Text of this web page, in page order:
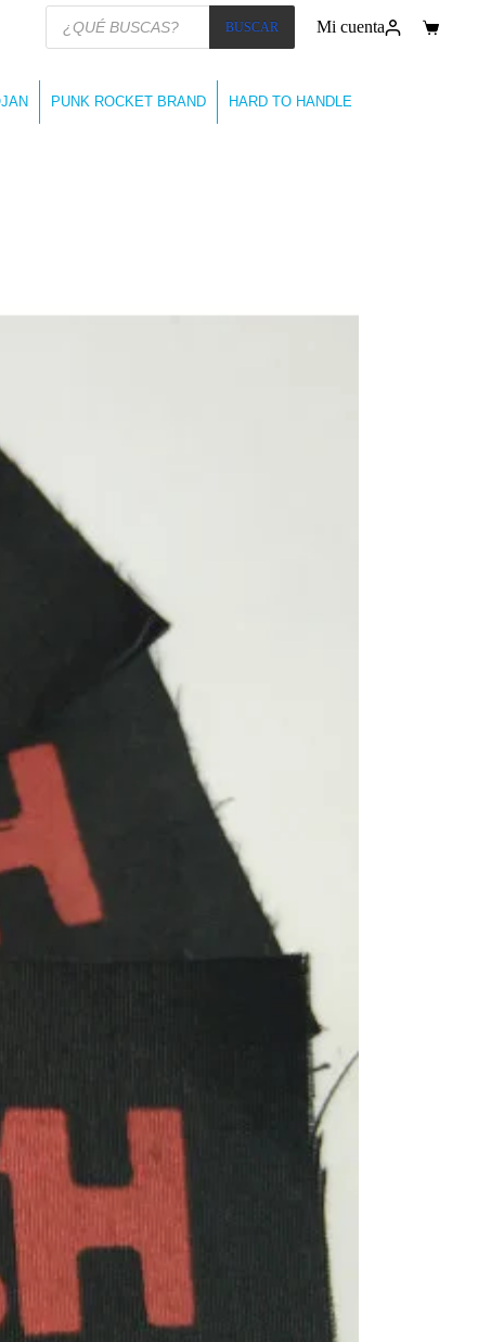
Búsqueda
productos
BUSCAR Mi cuenta
Carro
PUNK ROCKET BRAND HARD TO HANDLE